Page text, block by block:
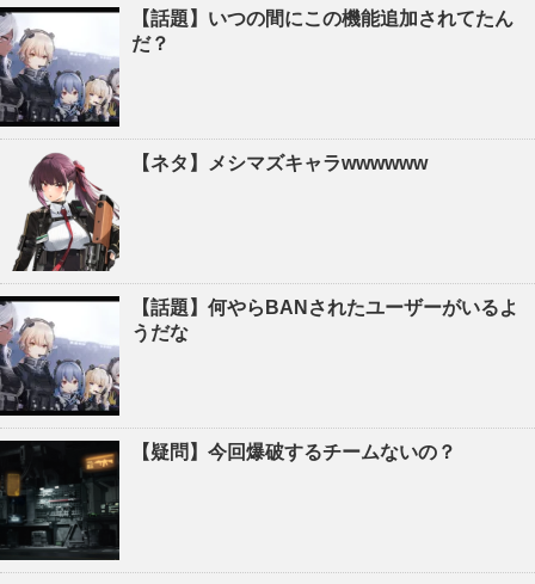
【話題】いつの間にこの機能追加されてたん
だ？
【ネタ】メシマズキャラwwwwww
【話題】何やらBANされたユーザーがいるよ
うだな
【疑問】今回爆破するチームないの？